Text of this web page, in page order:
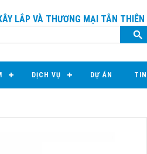
LẮP VÀ THƯƠNG MẠI TÂN THIÊN
DỊCH VỤ DỰ ÁN